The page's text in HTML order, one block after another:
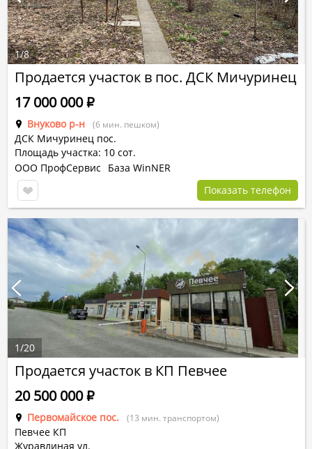
Продается участок в пос. ДСК Мичуринец
Внуково р-н (6 мин. пешком)
ДСК Мичуринец пос.
Площадь участка: 10 сот.
17 000 000Р
ООО ПрофСервис
База WinNER
Показать телефон
1/8
Продается участок в КП Певчее
Первомайское пос. (13 мин. транспортом)
Певчее КП
Журавлиная ул.
20 500 000Р
1/20